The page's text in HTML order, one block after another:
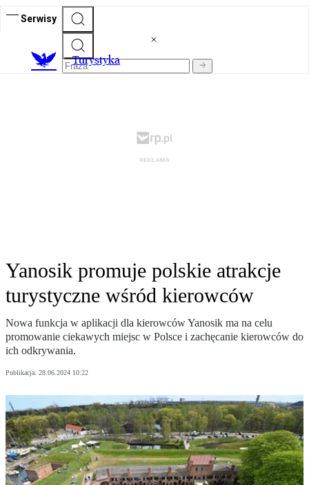
Serwisy
Turystyka
Yanosik promuje polskie atrakcje
turystyczne wśród kierowców
Nowa funkcja w aplikacji dla kierowców Yanosik ma na celu
promowanie ciekawych miejsc w Polsce i zachęcanie kierowców do
ich odkrywania.
Publikacja: 28.06.2024 10:22